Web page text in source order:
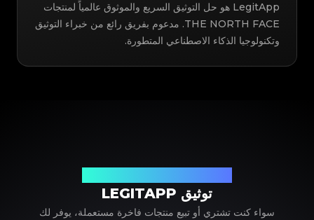
LegitApp هو حل التوثيق السريع والموثوق عالمياً لمنتجات
THE NORTH FACE. مدعوم بفريق رائع من خبراء التوثيق
وتكنولوجيا الذكاء الاصطناعي المتطورة.
توثيق LEGITAPP
سواء كنت تشتري أو تبيع منتجات فاخرة مستعملة، يوفر لك